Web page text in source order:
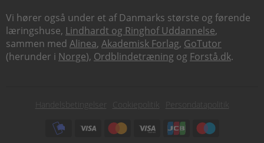
Vi hører også under et af Danmarks største og førende
læringshuse, Lindhardt og Ringhof Uddannelse,
sammen med Alinea, Akademisk Forlag, GoTutor
(herunder i Norge), Ordblindetræning og Forstå.dk.
Subfooter
Handelsbetingelser Cookiepolitik
Persondatapolitik
Subfooter
payment